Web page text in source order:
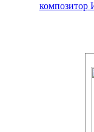
композитор